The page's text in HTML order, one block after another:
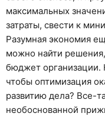
Общество
Рассказать новость
максимальных
затраты, свести к
Разумная экономия
можно найти
бюджет организации.
чтобы оптимизация
развитию дела? Все-
необоснованной